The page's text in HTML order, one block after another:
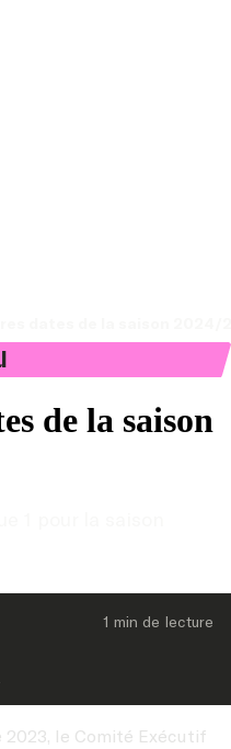
de la saison
1 min de lecture
2023, le Comité Exécutif